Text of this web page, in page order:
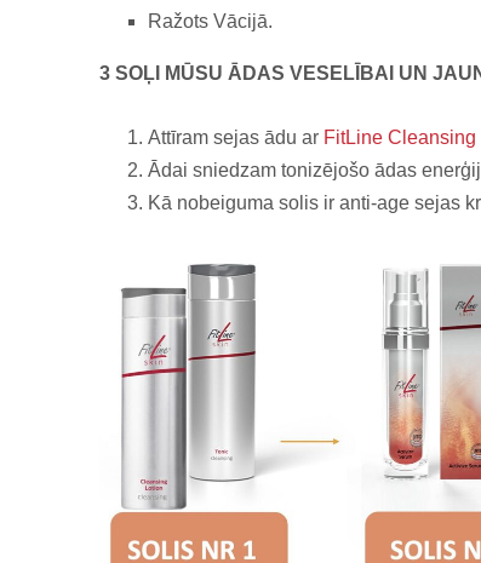
Ražots Vācijā.
3 SOĻI MŪSU ĀDAS VESELĪBAI UN
Attīram sejas ādu ar FitLine Cleansing
Ādai sniedzam tonizējošo ādas
Kā nobeiguma solis ir anti-age sejas